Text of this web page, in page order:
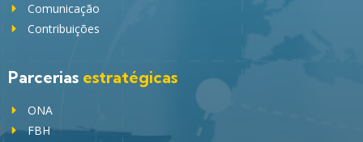
Comunicação
Contribuições
Parcerias estratégicas
ONA
FBH